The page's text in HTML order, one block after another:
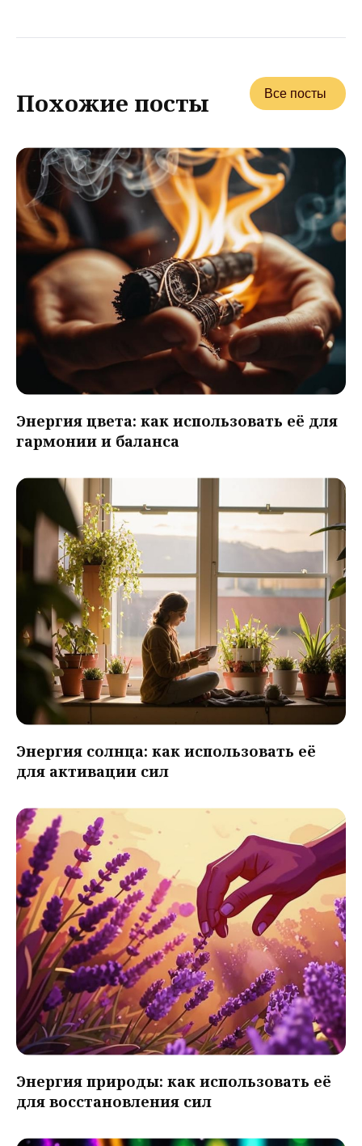
Похожие посты Все посты
Энергия цвета: как использовать её для
гармонии и баланса
Энергия солнца: как использовать её
для активации сил
Энергия природы: как использовать её
для восстановления сил